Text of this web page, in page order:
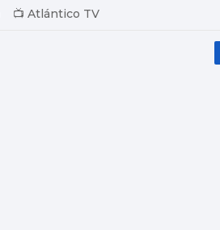
📺 Atlántico TV